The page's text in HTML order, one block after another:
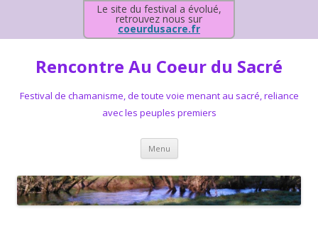
Le site du festival a évolué,
retrouvez nous sur
coeurdusacre.fr
Rencontre Au Coeur du Sacré
Festival de chamanisme, de toute voie menant au sacré, reliance
avec les peuples premiers
Menu Aller au contenu principal